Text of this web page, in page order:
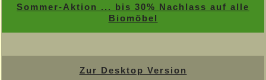
Sommer-Aktion ... bis 30% Nachlass auf alle
Biomöbel
Zur Desktop Version